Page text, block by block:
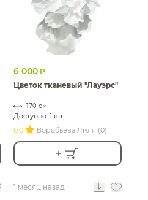
6 000 Р
Цветок тканевый "Лауэрс"
170 см
Доступно: 1 шт
0.0
Воробьева Лиля (0)
1 месяц назад